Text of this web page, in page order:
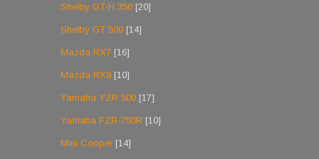
Shelby GT-H 350 [20]
Shelby GT 500 [14]
Mazda RX7 [16]
Mazda RX8 [10]
Yamaha YZR 500 [17]
Yamaha FZR-750R [10]
Mini Cooper [14]